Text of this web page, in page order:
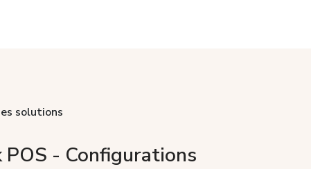
solutions
POS - Configurations